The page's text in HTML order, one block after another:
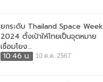
ยกระดับ Thailand Space Week
2024 ตั้งเป้าให้ไทยเป็นจุดหมาย
เชื่อมโยง...
10:46 น.
10 ต.ค. 2567